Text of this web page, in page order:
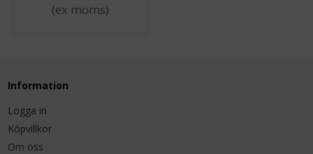
(ex moms)
Information
Logga in
Köpvillkor
Om oss